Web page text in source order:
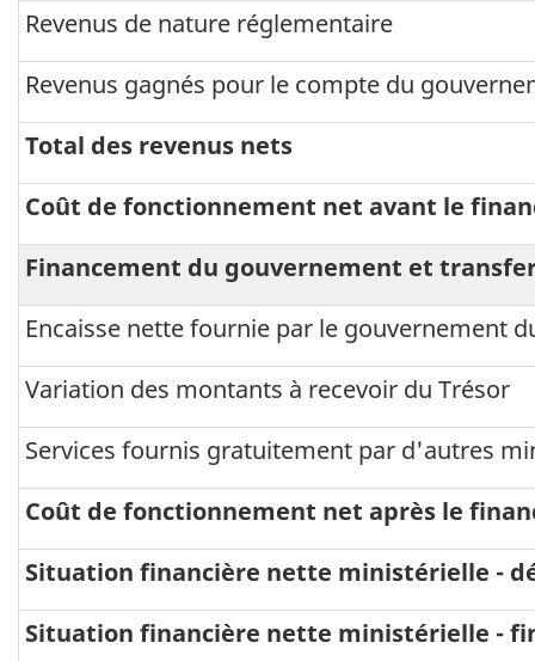
Revenus de nature réglementaire
Revenus gagnés pour le compte du
Total des revenus nets
Coût de fonctionnement net avant le
Financement du gouvernement et
Encaisse nette fournie par le gouvernement
Variation des montants à recevoir du Trésor
Services fournis gratuitement par d'autres
Coût de fonctionnement net après le
Situation financière nette ministérielle -
Situation financière nette ministérielle -